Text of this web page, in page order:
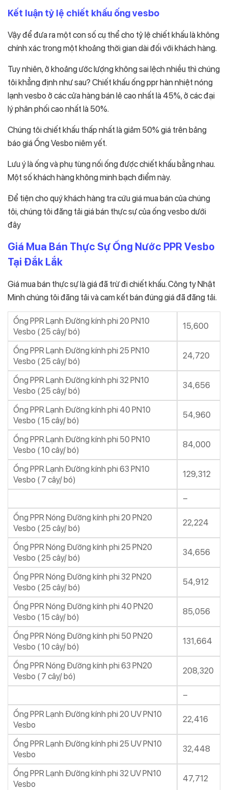
Kết luận tỷ lệ chiết khấu ống vesbo
Vậy để đưa ra một con số cụ thể cho tỷ lệ chiết khấu là không
chính xác trong một khoảng thời gian dài đối với khách hàng.
Tuy nhiên, ở khoảng ước lượng không sai lệch nhiều thì chúng
tôi khẳng định như sau? Chiết khấu ống ppr hàn nhiệt nóng
lạnh vesbo ở các cửa hàng bán lẻ cao nhất là 45%, ở các đại
lý phân phối cao nhất là 50%.
Chúng tôi chiết khấu thấp nhất là giảm 50% giá trên bảng
báo giá Ống Vesbo niêm yết.
Lưu ý là ống và phụ tùng nối ống được chiết khấu bằng nhau.
Một số khách hàng không minh bạch điểm này.
Để tiện cho quý khách hàng tra cứu giá mua bán của chúng
tôi, chúng tôi đăng tải giá bán thực sự của ống vesbo dưới
đây
Giá Mua Bán Thực Sự Ống Nước PPR Vesbo
Tại Đắk Lắk
Giá mua bán thực sự là giá đã trừ đi chiết khấu. Công ty Nhật
Minh chúng tôi đăng tải và cam kết bán đúng giá đã đăng tải.
Ống PPR Lạnh Đường kính phi 20 PN10
Vesbo ( 25 cây/ bó)
15,600
Ống PPR Lạnh Đường kính phi 25 PN10
Vesbo ( 25 cây/ bó)
24,720
Ống PPR Lạnh Đường kính phi 32 PN10
Vesbo ( 25 cây/ bó)
34,656
Ống PPR Lạnh Đường kính phi 40 PN10
Vesbo ( 15 cây/ bó)
54,960
Ống PPR Lạnh Đường kính phi 50 PN10
Vesbo ( 10 cây/ bó)
84,000
Ống PPR Lạnh Đường kính phi 63 PN10
Vesbo ( 7 cây/ bó)
129,312
–
Ống PPR Nóng Đường kính phi 20 PN20
Vesbo ( 25 cây/ bó)
22,224
Ống PPR Nóng Đường kính phi 25 PN20
Vesbo ( 25 cây/ bó)
34,656
Ống PPR Nóng Đường kính phi 32 PN20
Vesbo ( 25 cây/ bó)
54,912
Ống PPR Nóng Đường kính phi 40 PN20
Vesbo ( 15 cây/ bó)
85,056
Ống PPR Nóng Đường kính phi 50 PN20
Vesbo ( 10 cây/ bó)
131,664
Ống PPR Nóng Đường kính phi 63 PN20
Vesbo ( 7 cây/ bó)
208,320
–
Ống PPR Lạnh Đường kính phi 20 UV PN10
Vesbo
22,416
Ống PPR Lạnh Đường kính phi 25 UV PN10
Vesbo
32,448
Ống PPR Lạnh Đường kính phi 32 UV PN10
Vesbo
47,712